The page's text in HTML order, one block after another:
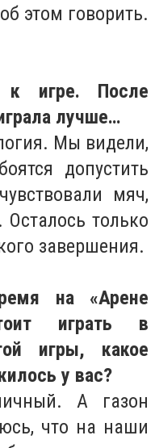
этом говорить.
к игре. После
лучше…
Мы видели,
допустить
мяч,
только
завершения.
на «Арене
играть в
игры, какое
у вас?
А газон
что на наши